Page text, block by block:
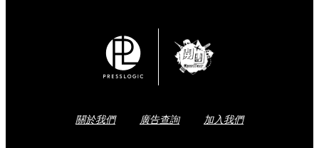
關於我們 廣告查詢 加入我們